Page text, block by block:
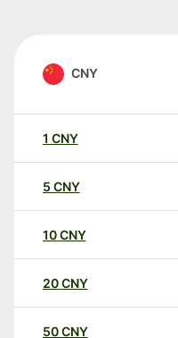
CNY
1 CNY
5 CNY
10CNY
20CNY
50CNY